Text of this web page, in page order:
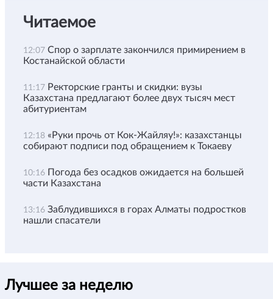
Читаемое
12:07 Спор о зарплате закончился примирением в
Костанайской области
11:17 Ректорские гранты и скидки: вузы
Казахстана предлагают более двух тысяч мест
абитуриентам
12:18 «Руки прочь от Кок-Жайляу!»: казахстанцы
собирают подписи под обращением к Токаеву
10:16 Погода без осадков ожидается на большей
части Казахстана
13:16 Заблудившихся в горах Алматы подростков
нашли спасатели
Лучшее за неделю